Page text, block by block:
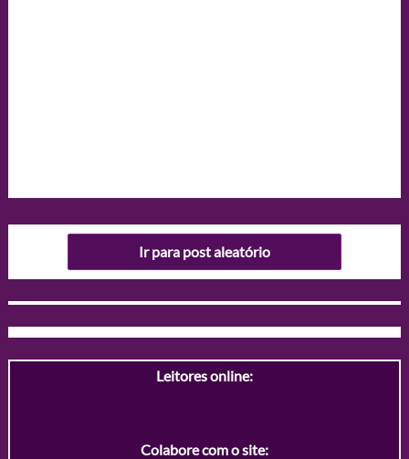
Ir para post aleatório
Leitores online:
Colabore com o site: